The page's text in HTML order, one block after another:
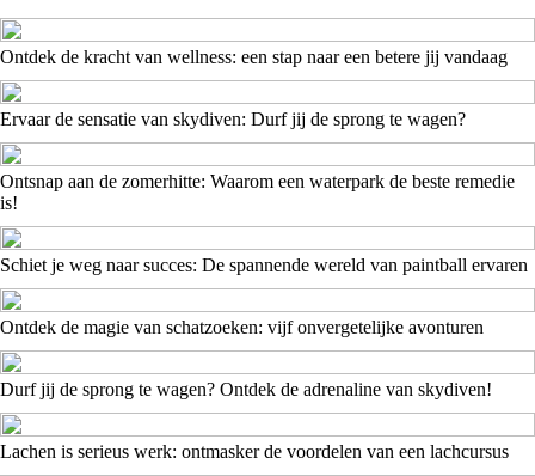
Ontdek de kracht van wellness: een stap naar een betere jij vandaag
Ervaar de sensatie van skydiven: Durf jij de sprong te wagen?
Ontsnap aan de zomerhitte: Waarom een waterpark de beste remedie
is!
Schiet je weg naar succes: De spannende wereld van paintball ervaren
Ontdek de magie van schatzoeken: vijf onvergetelijke avonturen
Durf jij de sprong te wagen? Ontdek de adrenaline van skydiven!
Lachen is serieus werk: ontmasker de voordelen van een lachcursus